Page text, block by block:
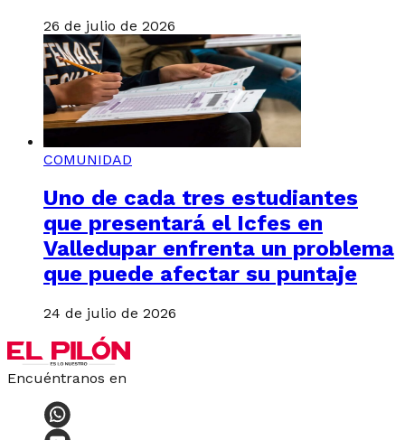
26 de julio de 2026
COMUNIDAD
Uno de cada tres estudiantes
que presentará el Icfes en
Valledupar enfrenta un problema
que puede afectar su puntaje
24 de julio de 2026
Encuéntranos en